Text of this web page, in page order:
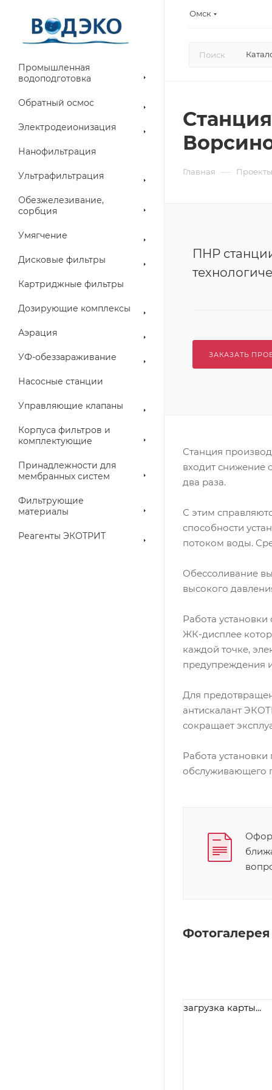
Омск
Промышленная
водоподготовка
Обратный осмос
Электродеионизация
Нанофильтрация
Ультрафильтрация
Обезжелезивание,
сорбция
Умягчение
Дисковые фильтры
Картриджные фильтры
Дозирующие комплексы
Аэрация
УФ-обеззараживание
Насосные станции
Управляющие клапаны
Корпуса фильтров и
комплектующие
Принадлежности для
мембранных систем
Фильтрующие
материалы
Реагенты ЭКОТРИТ
Главная — Проекты
ПНР
ЗАКАЗАТЬ
Станция
входит снижение
два раза.
С этим
способности
потоком воды.
Обессоливание
высокого
Работа
ЖК-дисплее
каждой точке,
предупреждения
Для
антискалант
сокращает
Работа установки
обслуживающего
Фотогалерея
загрузка карты...